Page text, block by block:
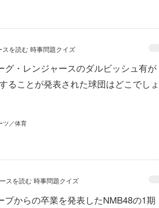
を読む 時事問題クイズ
グ・レンジャースのダルビッシュ有が
ることが発表された球団はどこでしょ
ツ／体育
スを読む 時事問題クイズ
プからの卒業を発表したNMB48の1期